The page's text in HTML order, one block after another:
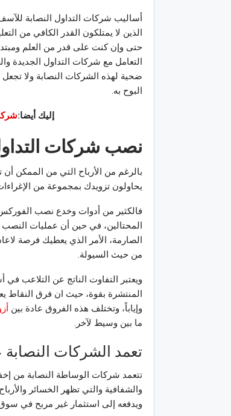
أساليب شركات التداول النصابة
الذين لا يمتلكون القدر الكافي من
حتى وإن كنت على قدر من العلم
التعامل مع شركات التداول الجديدة
ضحية لهذه الشركات النصابة ولا
البوح به.
إليك أيضا:شركات
نصب شركات
بالرغم من الأرباح التي من الممكن أن
يحاولون تزويدك بمجموعة من
فالكثير من أدوات وخدع نصب
المحتالين، في حين أن عمليات النصب
الصارمة، الأمر الذي يعطيك فرصة
من حيث السيولة.
ويعتبر التفاوت الناتج عن
المنتشرة بقوة، حيث ان فرق النقاط
وإياباً، وتختلف هذه الفروق عادة بين
ما بين وسيط لآخر.
تعمد الشركات
تتعمد شركات الوساطة النصابة من
والشفافية والتي تظهر الخسائر
ويدفعه إلى استثمار غير مربح في